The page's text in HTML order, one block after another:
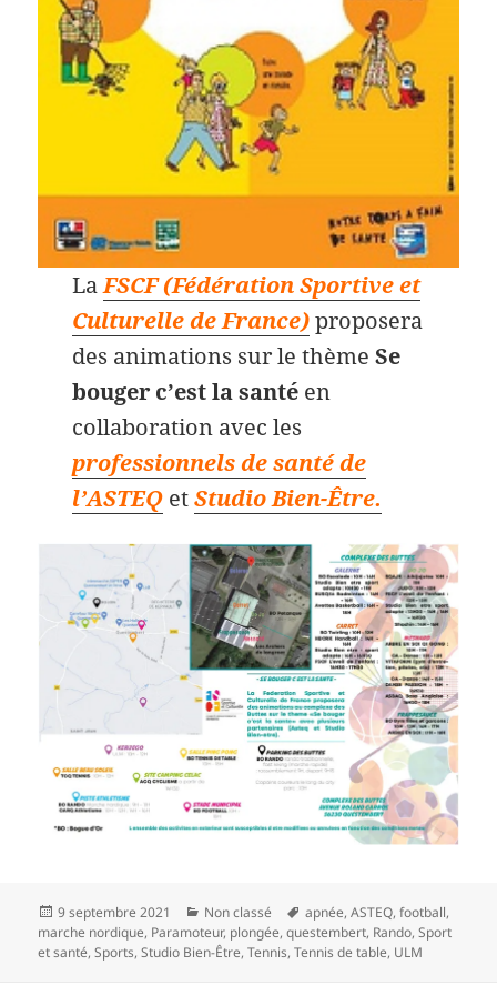
LaFSCF (Fédération Sportive et
Culturelle de France)proposera
des animations sur le thème Se
bouger c’est la santéen
collaboration avec les
professionnels de santé de
l’ASTEQetStudio Bien-Être.
Publié
le
9 septembre 2021 Catégories
Non classé
Mots-
clés
apnée,ASTEQ,football,
marche nordique, Paramoteur, plongée,questembert, Rando,Sport
et santé,Sports,Studio Bien-Être,Tennis,Tennis de table, ULM